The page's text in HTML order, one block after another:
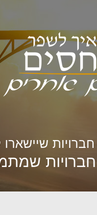
פגוש סיינטולוג
בתוך ארגון
העקרונות הבסיסיים של
מבוא לדיאנטיקה
שיישארו